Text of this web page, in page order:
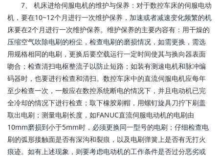
7、 机床进给伺服电机的维护与保养：对于数控车床的伺服电动
机，要在10~12个月进行一次维护保养，加速或者减速变化频繁的机
床要在2个月进行一次维护保养。维护保养的主要内容有：用干燥的
压缩空气吹除电刷的粉尘，检查电刷的磨损情况，如需更换，需选
用规格相同的电刷，更换后要空载运行一定时间使其与换向器表面
吻合；检查清扫电枢整流子以防止短路；如装有测速电机和脉冲编
码器时，也要进行检查和清扫。数控车床中的直流伺服电机应每年
至少检查一次，一般应在数控系统断电的情况下，并且电动机已完
全冷却的情况下进行检查；取下橡胶刷帽，用螺钉旋具刀拧下刷盖
取出电刷；测量电刷长度，如FANUC直流伺服电动机的电刷由
10mm磨损到小于5mm时，必须更换同一型号的电刷；仔细检查电
刷的弧形接触面是否有深沟和裂痕，以及电刷弹簧上是否有无打火
痕迹。如有上述现象，则要考虑电动机的工作条件是否过分恶劣或